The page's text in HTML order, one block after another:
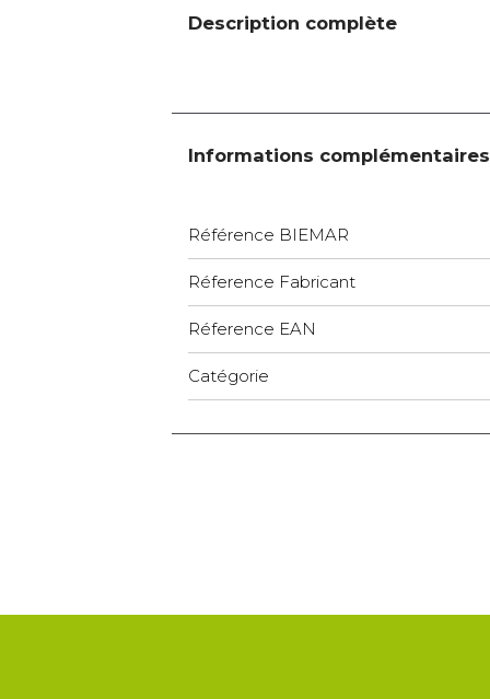
Description complète
Informations complémentaires
Référence BIEMAR
Réference Fabricant
Réference EAN
Catégorie